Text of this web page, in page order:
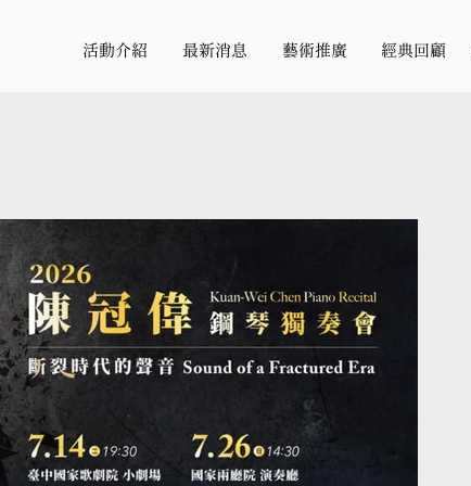
活動介紹 最新消息 藝術推廣 經典回顧